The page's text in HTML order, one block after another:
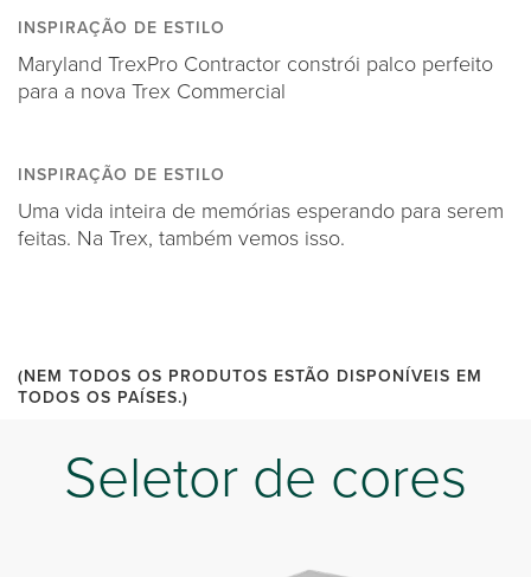
INSPIRAÇÃO DE ESTILO
Maryland TrexPro Contractor constrói palco perfeito
para a nova Trex Commercial
INSPIRAÇÃO DE ESTILO
Uma vida inteira de memórias esperando para serem
feitas. Na Trex, também vemos isso.
(NEM TODOS OS PRODUTOS ESTÃO DISPONÍVEIS EM
TODOS OS PAÍSES.)
Seletor de cores